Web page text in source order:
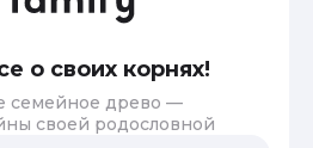
о своих корнях!
семейное древо —
своей родословной